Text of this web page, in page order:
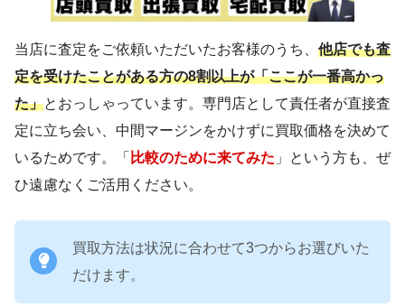
当店に査定をご依頼いただいたお客様のうち、 他店でも査
定を受けたことがある方の8割以上が「ここが一番高かっ
た」とおっしゃっています。専門店として責任者が直接査
定に立ち会い、中間マージンをかけずに買取価格を決めて
いるためです。「 比較のために来てみた 」という方も、ぜ
ひ遠慮なくご活用ください。
買取方法は状況に合わせて3つからお選びいた
だけます。